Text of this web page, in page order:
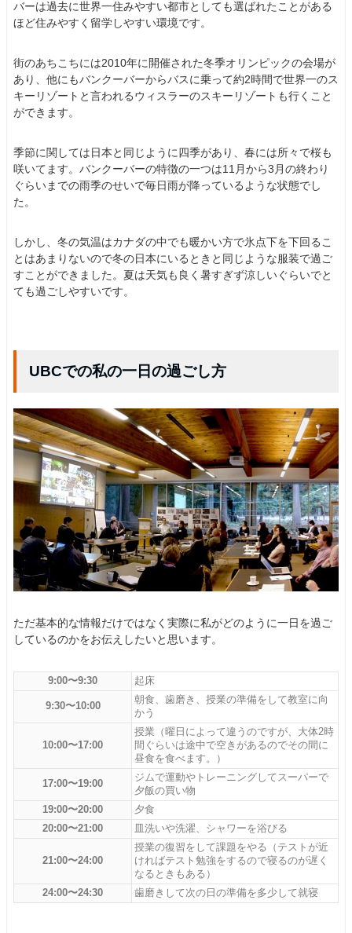
バーは過去に世界一住みやすい都市としても選ばれたことがある
ほど住みやすく留学しやすい環境です。
街のあちこちには2010年に開催された冬季オリンピックの会場が
あり、他にもバンクーバーからバスに乗って約2時間で世界一のス
キーリゾートと言われるウィスラーのスキーリゾートも行くこと
ができます。
季節に関しては日本と同じように四季があり、春には所々で桜も
咲いてます。バンクーバーの特徴の一つは11月から3月の終わり
ぐらいまでの雨季のせいで毎日雨が降っているような状態でし
た。
しかし、冬の気温はカナダの中でも暖かい方で氷点下を下回るこ
とはあまりないので冬の日本にいるときと同じような服装で過ご
すことができました。夏は天気も良く暑すぎず涼しいぐらいでと
ても過ごしやすいです。
UBCでの私の一日の過ごし方
ただ基本的な情報だけではなく実際に私がどのように一日を過ご
しているのかをお伝えしたいと思います。
9:00〜9:30 起床
9:30〜10:00
朝食、歯磨き、授業の準備をして教室に向
かう
10:00〜17:00
授業（曜日によって違うのですが、大体2時
間ぐらいは途中で空きがあるのでその間に
昼食を食べます。）
17:00〜19:00
ジムで運動やトレーニングしてスーパーで
夕飯の買い物
19:00〜20:00
夕食
20:00〜21:00
皿洗いや洗濯、シャワーを浴びる
21:00〜24:00
授業の復習をして課題をやる（テストが近
ければテスト勉強をするので寝るのが遅く
なるときもある）
24:00〜24:30
歯磨きして次の日の準備を多少して就寝